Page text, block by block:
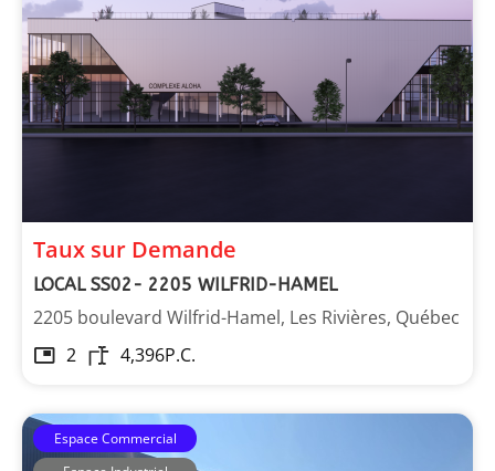
Taux sur Demande
LOCAL SS02- 2205 WILFRID-HAMEL
2205 boulevard Wilfrid-Hamel, Les Rivières, Québec
2
4,396P.C.
Espace Commercial